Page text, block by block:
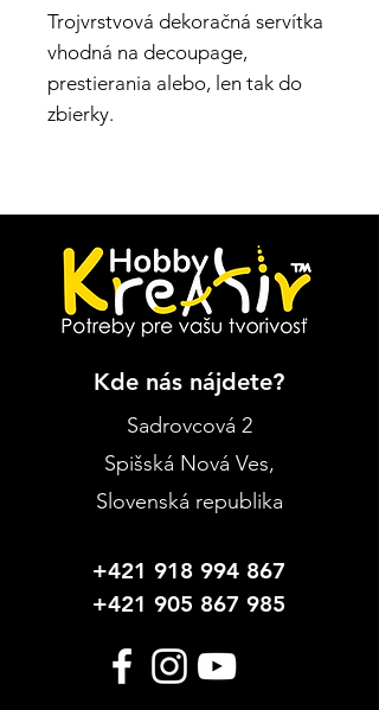
Trojvrstvová dekoračná servítka
vhodná na decoupage,
prestierania alebo, len tak do
zbierky.
Kde nás nájdete?
Sadrovcová 2
Spišská Nová Ves,
Slovenská republika
+421 918 994 867
+421 905 867 985